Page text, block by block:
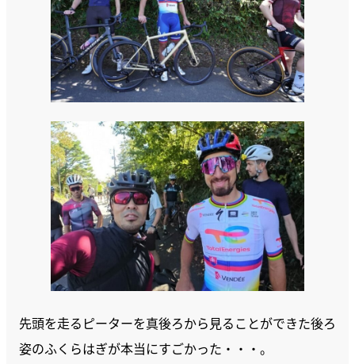
先頭を走るピーターを真後ろから見ることができた後ろ
姿のふくらはぎが本当にすごかった・・・。